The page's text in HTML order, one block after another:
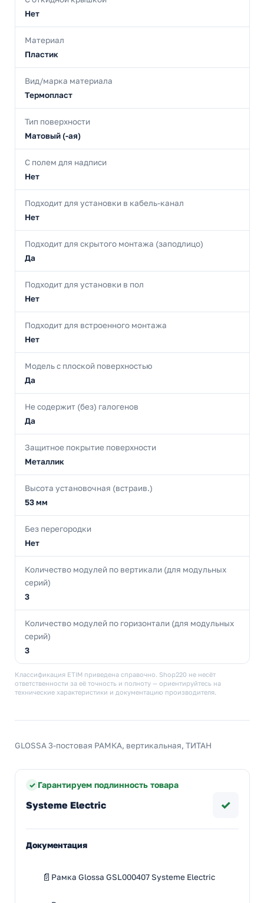
Нет
Материал
Пластик
Вид/марка материала
Термопласт
Тип поверхности
Матовый (-ая)
С полем для надписи
Нет
Подходит для установки в кабель-канал
Нет
Подходит для скрытого монтажа (заподлицо)
Да
Подходит для установки в пол
Нет
Подходит для встроенного монтажа
Нет
Модель с плоской поверхностью
Да
Не содержит (без) галогенов
Да
Защитное покрытие поверхности
Металлик
Высота установочная (встраив.)
53 мм
Без перегородки
Нет
Количество модулей по вертикали (для модульных
серий)
3
Количество модулей по горизонтали (для модульных
серий)
3
Классификация ETIM приведена справочно. Shop220 не несёт
ответственности за её точность и полноту — ориентируйтесь на
технические характеристики и документацию производителя.
GLOSSA 3-постовая РАМКА, вертикальная, ТИТАН
Гарантируем подлинность товара
Systeme Electric ✓
Документация
Рамка Glossa GSL000407 Systeme Electric